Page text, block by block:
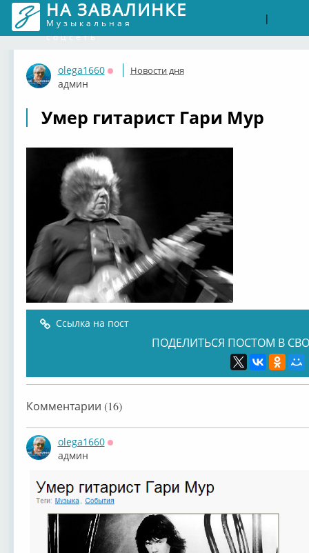
НА ЗАВАЛИНКЕ
Музыкальная
соцсеть
|
olega1660
Оффлайн
админ
Новости дня
Умер гитарист Гари Мур
Ссылка на пост
ПОДЕЛИТЬСЯ ПОСТОМ В
Комментарии (16)
olega1660
админ